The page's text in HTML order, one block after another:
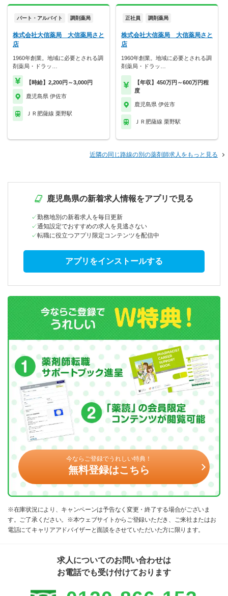
パート・アルバイト 調剤薬局
株式会社大信薬局 大信薬局さと
店
1960年創業。地域に必要とされる調
剤薬局・ドラッ…
【時給】2,200円～3,000円
鹿児島県 伊佐市
ＪＲ肥薩線 栗野駅
正社員 調剤薬局
株式会社大信薬局 大信薬局さと
店
1960年創業。地域に必要とされる調
剤薬局・ドラッ…
【年収】450万円～600万円程
度
鹿児島県 伊佐市
ＪＲ肥薩線 栗野駅
近隣の同じ路線の別の薬剤師求人をもっと見る
鹿児島県の新着求人情報をアプリで見る
勤務地別の新着求人を毎日更新
通知設定でおすすめの求人を見逃さない
転職に役立つアプリ限定コンテンツを配信中
アプリをインストールする
今ならご登録でうれしい特典！
無料登録はこちら
※在庫状況により、キャンペーンは予告なく変更・終了する場合がございま
す。ご了承ください。※本ウェブサイトからご登録いただき、ご来社またはお
電話にてキャリアアドバイザーと面談をさせていただいた方に限ります。
求人についてのお問い合わせは
お電話でも受け付けております